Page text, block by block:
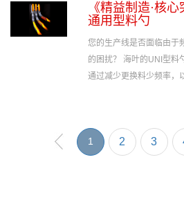
《精益制造·核
通用型料勺
您的生产线是否面临由于
的困扰？ 海叶的UNI型料
通过减少更换料少频率，
1 2 3